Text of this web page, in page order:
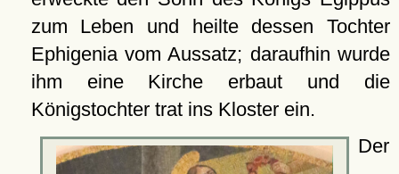
zum Leben und heilte dessen Tochter
Ephigenia vom Aussatz; daraufhin wurde
ihm eine Kirche erbaut und die
Königstochter trat ins Kloster ein.
Der